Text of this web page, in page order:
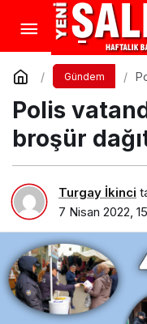
Gündem
Polis
broşür
Turgay İkinci
7 Nisan 2022,